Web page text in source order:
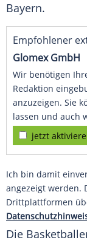
Bayern.
Empfohlener
Glomex GmbH
Wir benötigen
Redaktion
anzuzeigen. Sie
lassen und auch
jetzt
Ich bin damit
angezeigt werden.
Drittplattformen
Die